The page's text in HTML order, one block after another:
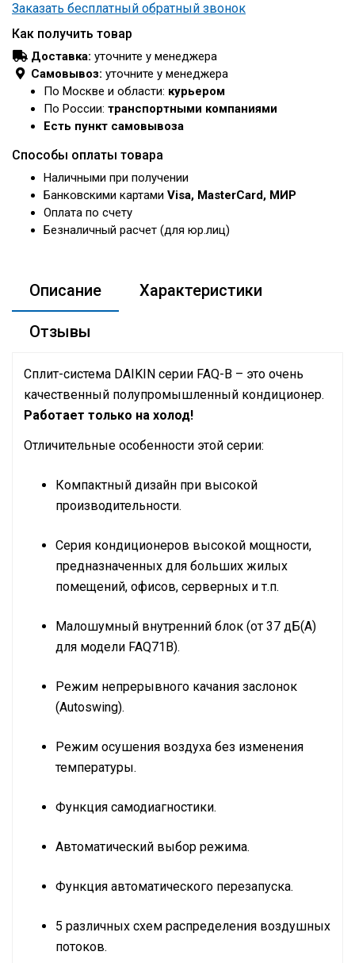
Заказать бесплатный обратный звонок
Как получить товар
Доставка: уточните у менеджера
Самовывоз: уточните у менеджера
По Москве и области: курьером
По России: транспортными компаниями
Есть пункт самовывоза
Способы оплаты товара
Наличными при получении
Банковскими картами Visa, MasterCard, МИР
Оплата по счету
Безналичный расчет (для юр.лиц)
Описание Характеристики
Отзывы
Сплит-система DAIKIN серии FAQ-B – это очень
качественный полупромышленный кондиционер.
Работает только на холод!
Отличительные особенности этой серии:
Компактный дизайн при высокой
производительности.
Серия кондиционеров высокой мощности,
предназначенных для больших жилых
помещений, офисов, серверных и т.п.
Малошумный внутренний блок (от 37 дБ(А)
для модели FAQ71B).
Режим непрерывного качания заслонок
(Autoswing).
Режим осушения воздуха без изменения
температуры.
Функция самодиагностики.
Автоматический выбор режима.
Функция автоматического перезапуска.
5 различных схем распределения воздушных
потоков.